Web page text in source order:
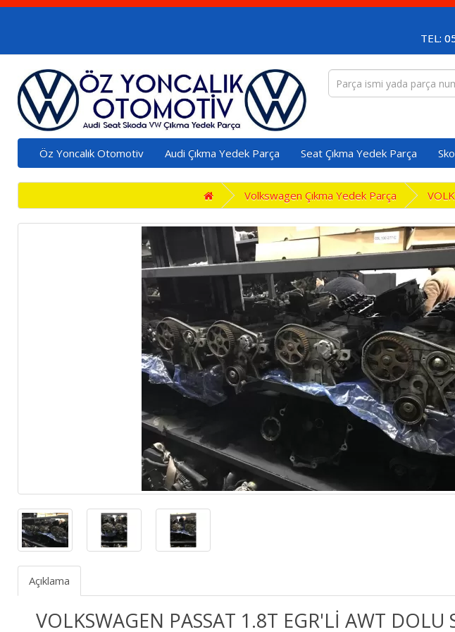
TEL:
Öz Yoncalık Otomotiv Audi Çıkma Yedek Parça Seat Çıkma Yedek Parça
Volkswagen Çıkma Yedek Parça
Açıklama
VOLKSWAGEN PASSAT 1.8T EGR'Lİ AWT DOLU